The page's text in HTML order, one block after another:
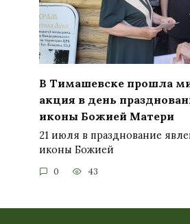
В Тимашевске прошла
акция в день
иконы Божией Матери
21 июля в празднование
иконы Божией
0 43